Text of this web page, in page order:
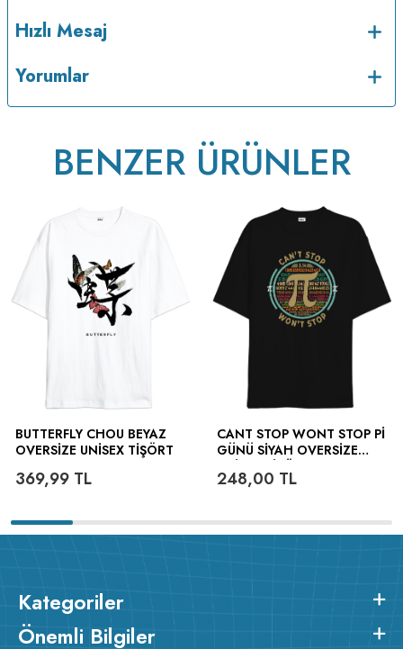
v223.21
Hızlı Mesaj
Yorumlar
BENZER ÜRÜNLER
BUTTERFLY CHOU BEYAZ
OVERSIZE UNISEX TIŞÖRT
369,99 TL
CANT STOP WONT STOP PI
GÜNÜ SIYAH OVERSIZE
248,00 TL
Kategoriler
Önemli Bilgiler